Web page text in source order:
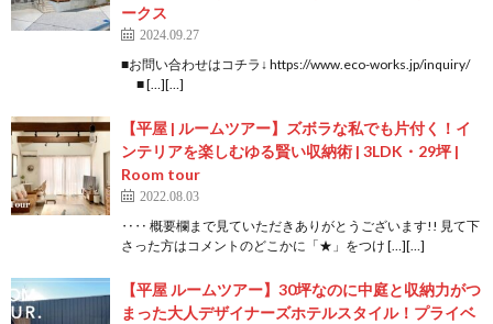
ークス
2024.09.27
■お問い合わせはコチラ↓ https://www.eco-works.jp/inquiry/
■ […][…]
【平屋 | ルームツアー】ズボラな私でも片付く！イ
ンテリアを楽しむゆる賢い収納術 | 3LDK・29坪 |
Room tour
2022.08.03
‥‥ 概要欄まで見ていただきありがとうございます!! 見て下
さった方はコメントのどこかに「★」をつけ […][…]
【平屋 ルームツアー】30坪なのに中庭と収納力がつ
まった大人デザイナーズホテルスタイル！プライベ